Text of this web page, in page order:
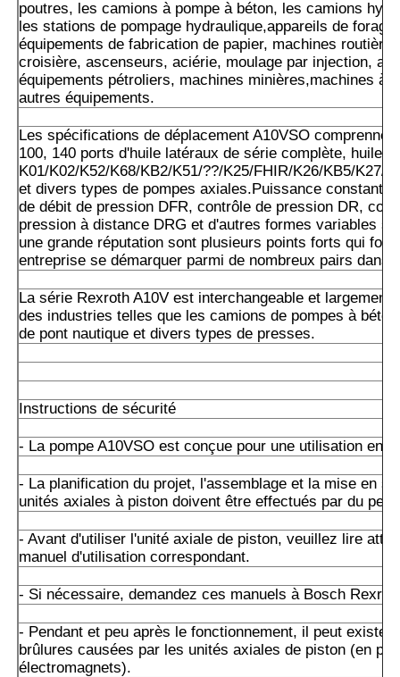
poutres, les camions à pompe à béton, les camions
les stations de pompage hydraulique,appareils de
équipements de fabrication de papier, machines
croisière, ascenseurs, aciérie, moulage par injection,
équipements pétroliers, machines minières,machines à
autres équipements.
Les spécifications de déplacement A10VSO
100, 140 ports d'huile latéraux de série complète, huile
K01/K02/K52/K68/KB2/K51/??/K25/FHIR/K26/KB5/K27/
et divers types de pompes axiales.Puissance constante
de débit de pression DFR, contrôle de pression DR,
pression à distance DRG et d'autres formes variables
une grande réputation sont plusieurs points forts qui font
entreprise se démarquer parmi de nombreux pairs dans
La série Rexroth A10V est interchangeable et largement
des industries telles que les camions de pompes à
de pont nautique et divers types de presses.
Instructions de sécurité
- La pompe A10VSO est conçue pour une utilisation en
- La planification du projet, l'assemblage et la mise en
unités axiales à piston doivent être effectués par du
- Avant d'utiliser l'unité axiale de piston, veuillez lire
manuel d'utilisation correspondant.
- Si nécessaire, demandez ces manuels à Bosch
- Pendant et peu après le fonctionnement, il peut exister
brûlures causées par les unités axiales de piston (en
électromagnets).